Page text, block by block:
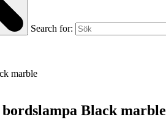
Search for:
marble
Black marble